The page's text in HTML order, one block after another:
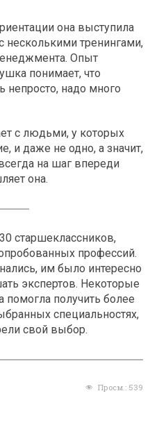
она выступила
несколькими тренингами,
Опыт
понимает, что
непросто, надо много
с людьми, у которых
и даже не одно, а значит,
на шаг впереди
она.
старшеклассников,
профессий.
им было интересно
экспертов. Некоторые
помогла получить более
специальностях,
свой выбор.
Просм.: 539